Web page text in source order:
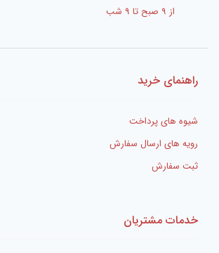
از 9 صبح تا 9 شب
راهنمای خرید
شیوه های پرداخت
رویه های ارسال سفارش
ثبت سفارش
خدمات مشتریان